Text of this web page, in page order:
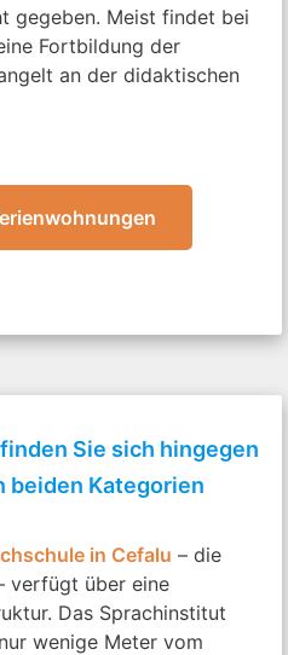
gegeben. Meist findet bei
Fortbildung der
an der didaktischen
Sie sich hingegen
beiden Kategorien
in Cefalu – die
verfügt über eine
Das Sprachinstitut
wenige Meter vom